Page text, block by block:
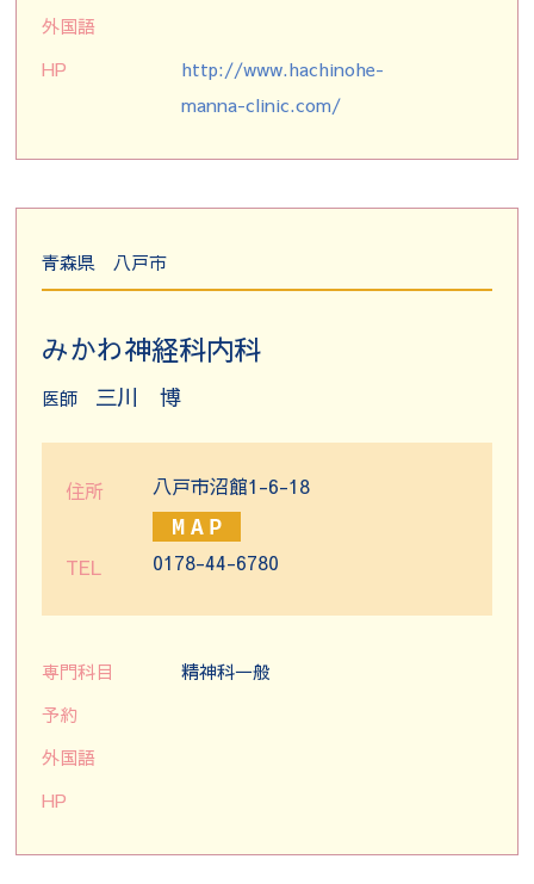
外国語
HP
http://www.hachinohe-
manna-clinic.com/
青森県 八戸市
みかわ神経科内科
医師 三川 博
住所 八戸市沼館1-6-18
TEL 0178-44-6780
専門科目
精神科一般
予約
外国語
HP